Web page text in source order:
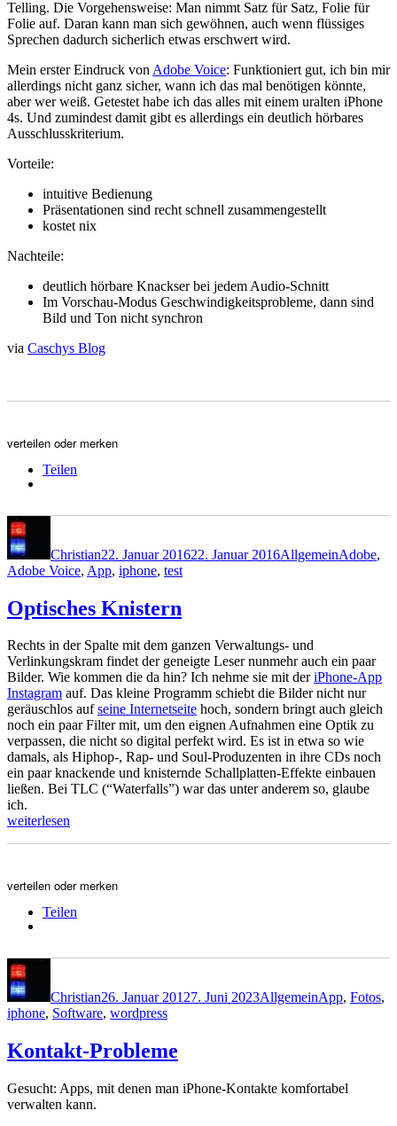
Telling. Die Vorgehensweise: Man nimmt Satz für Satz, Folie für
Folie auf. Daran kann man sich gewöhnen, auch wenn flüssiges
Sprechen dadurch sicherlich etwas erschwert wird.
Mein erster Eindruck von Adobe Voice: Funktioniert gut, ich bin mir
allerdings nicht ganz sicher, wann ich das mal benötigen könnte,
aber wer weiß. Getestet habe ich das alles mit einem uralten iPhone
4s. Und zumindest damit gibt es allerdings ein deutlich hörbares
Ausschlusskriterium.
Vorteile:
intuitive Bedienung
Präsentationen sind recht schnell zusammengestellt
kostet nix
Nachteile:
deutlich hörbare Knackser bei jedem Audio-Schnitt
Im Vorschau-Modus Geschwindigkeitsprobleme, dann sind
Bild und Ton nicht synchron
via Caschys Blog
verteilen oder merken
Teilen
Christian22. Januar 201622. Januar 2016AllgemeinAdobe,
Adobe Voice, App, iphone, test
Optisches Knistern
Rechts in der Spalte mit dem ganzen Verwaltungs- und
Verlinkungskram findet der geneigte Leser nunmehr auch ein paar
Bilder. Wie kommen die da hin? Ich nehme sie mit deriPhone-App
Instagram auf. Das kleine Programm schiebt die Bilder nicht nur
geräuschlos aufseine Internetseite hoch, sondern bringt auch gleich
noch ein paar Filter mit, um den eignen Aufnahmen eine Optik zu
verpassen, die nicht so digital perfekt wird. Es ist in etwa so wie
damals, als Hiphop-, Rap- und Soul-Produzenten in ihre CDs noch
ein paar knackende und knisternde Schallplatten-Effekte einbauen
ließen. Bei TLC (“Waterfalls”) war das unter anderem so, glaube
ich.
„Optisches
weiterlesen
verteilen oder merken
Teilen
Christian26. Januar 20127. Juni 2023AllgemeinApp, Fotos,
iphone, Software, wordpress
Kontakt-Probleme
Gesucht: Apps, mit denen man iPhone-Kontakte komfortabel
verwalten kann.